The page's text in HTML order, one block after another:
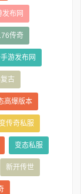
发布网
传奇
游发布网
古
高爆版本
传奇私服
变态私服
新开传世